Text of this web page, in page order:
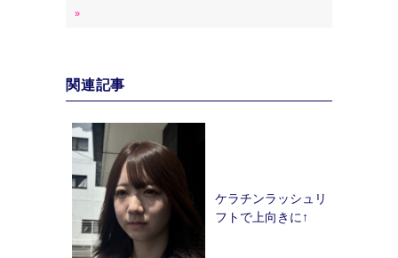
»
関連記事
ケラチンラッシュリ
フトで上向きに↑